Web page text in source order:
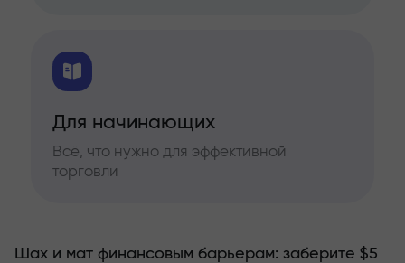
Для начинающих
Всё, что нужно для эффективной
торговли
Шах и мат финансовым барьерам: заберите $5